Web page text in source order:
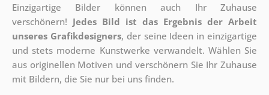
Einzigartige Bilder können auch Ihr Zuhause
verschönern! Jedes Bild ist das Ergebnis der Arbeit
unseres Grafikdesigners, der seine Ideen in einzigartige
und stets moderne Kunstwerke verwandelt. Wählen Sie
aus originellen Motiven und verschönern Sie Ihr Zuhause
mit Bildern, die Sie nur bei uns finden.